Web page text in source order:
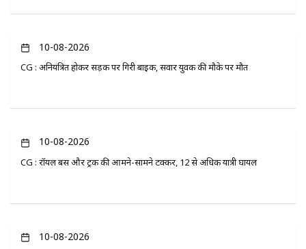
10-08-2026
CG : अनियंत्रित होकर सड़क पर गिरी बाइक, सवार युवक की मौके पर मौत
10-08-2026
CG : रॉयल बस और ट्रक की आमने-सामने टक्कर, 12 से अधिक यात्री घायल
10-08-2026